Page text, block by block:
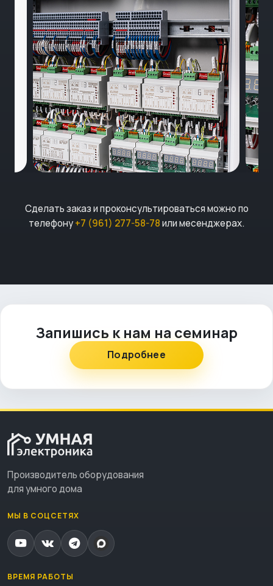
Сделать заказ и проконсультироваться можно по
телефону+7 (961) 277-58-78или месенджерах.
Запишись к нам на семинар
Подробнее
Производитель оборудования
для умного дома
МЫ В СОЦСЕТЯХ
ВРЕМЯ РАБОТЫ